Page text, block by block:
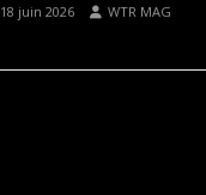
18 juin 2026 WTR MAG